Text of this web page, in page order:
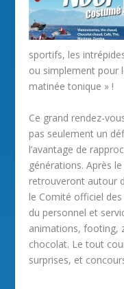
sportifs, les
ou simplement pour
matinée tonique » !
Ce grand rendez-
pas seulement un
l’avantage de
générations. Après
retrouveront autour
le Comité officiel
du personnel et
animations, footing,
chocolat. Le tout
surprises, et